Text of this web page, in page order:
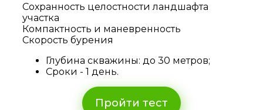
Сохранность целостности ландшафта
участка
Компактность и маневренность
Скорость бурения
Глубина скважины: до 30 метров;
Сроки - 1 день.
Пройти тест